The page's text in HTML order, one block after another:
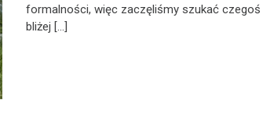
formalności, więc zaczęliśmy szukać czegoś
bliżej […]